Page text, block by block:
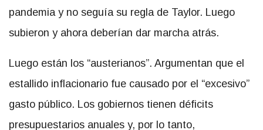
pandemia y no seguía su regla de Taylor. Luego
subieron y ahora deberían dar marcha atrás.
Luego están los “austerianos”. Argumentan que el
estallido inflacionario fue causado por el “excesivo”
gasto público. Los gobiernos tienen déficits
presupuestarios anuales y, por lo tanto,